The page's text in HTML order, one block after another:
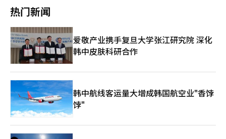
申益贤上个月表示，他们正在“密切关注”KAI的收购事宜，保持
券市场上市的民营企业，但国有银行出口入银行持有26.41%的股
份，并实际行使管理权。通过出售该股份实现管理权转移或稳定的
最大股东更替，必须依赖政府的政策和政治判断。张元俊，全北大
学先进防务产业学系教授表示：“在全球防务产业日益重要的背景
是垄断，各企业各有利弊，政府的应对将根据不同的情景而有所不
同。”
主题的学生座谈会。科学技术信息通信部第一副部长具赫在会上强
化的情况下。他表示，“从今年起，我们将科学节扩大到全国范
围，让更多人能直接体验科学技术。”他还强调，“科学技术是韩
国未来的关键基础，我们将通过持续投资和扩大体验机会来拓宽基
础。”※ 本报道经人工智能（AI）系统翻译与编辑。
内成立了“韩华材料联合研究中心”，专注于航空发动机核心材料
的开发。韩国碳素会长赵文秀表示：“在出口竞争力至关重要的时
期，新成立的联合体将增强合作伙伴的能力并带来出口成果。”韩
华航空航天代表孙在日表示：“没有合作伙伴的共同成长，就无法
实现航空发动机的国产化。我们将通过合作实现技术主权。”※
本报道经人工智能（AI）系统翻译与编辑。
热门新闻
爱敬产业携手复旦大学张江研究院 深化
韩中皮肤科研合作
韩中航线客运量大增成韩国航空业"香饽
饽"